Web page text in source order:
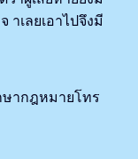
าเลยเอาไปจึงมี
ษากฎหมายโทร